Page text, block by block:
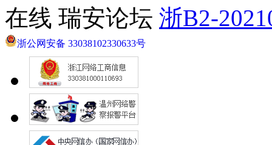
在线 瑞安论坛 浙B2-
浙公网安备 33038102330633号